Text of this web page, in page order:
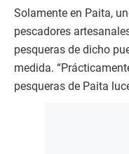
Solamente en Paita,
pescadores
pesqueras de dicho
medida.
pesqueras de Paita